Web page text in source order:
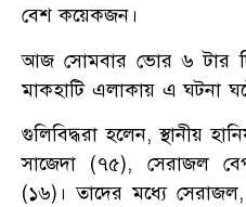
বেশ কয়েকজন।
আজ সোমবার ভোর ৬ টার
মাকহাটি এলাকায় এ ঘটনা
গুলিবিদ্ধরা হলেন, স্থানীয়
সাজেদা (৭৫), সেরাজল
(১৬)। তাদের মধ্যে